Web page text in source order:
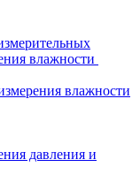
влажности
влажности
давления и